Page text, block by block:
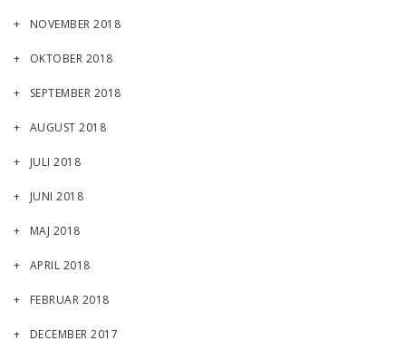
NOVEMBER 2018
OKTOBER 2018
SEPTEMBER 2018
AUGUST 2018
JULI 2018
JUNI 2018
MAJ 2018
APRIL 2018
FEBRUAR 2018
DECEMBER 2017